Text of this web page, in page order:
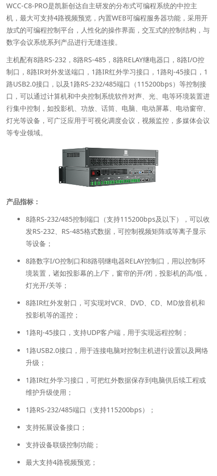
WCC-C8-PRO是凯新创达自主研发的分布式可编程系统的中控主
机，最大可支持4路视频预览，内置WEB可编程服务器功能，采用开
放式的可编程控制平台，人性化的操作界面，交互式的控制结构，与
数字会议系统系列产品进行无缝连接。
主机配有8路RS-232，8路RS-485，8路RELAY继电器口，8路I/O控
制口，8路IR对外发送端口，1路IR红外学习接口，1路RJ-45接口，1
路USB2.0接口，以及1路RS-232/485端口（115200bps）等控制接
口，可以通过计算机和中央控制系统软件对声、光、电等环境装置进
行集中控制，如投影机、功放、话筒、电脑、电动屏幕、电动窗帘、
灯光等设备，可广泛应用于可视化调度会议，视频监控，多媒体会议
等专业领域。
产品指标：
8路RS-232/485控制端口（支持115200bps及以下），可以收
发RS-232、RS-485格式数据，可控制视频矩阵或等离子显示
等设备；
8路数字I/O控制口和8路弱继电器RELAY控制口，用以控制环
境装置，诸如投影幕的上/下，窗帘的开/闭，投影机的高/低，
灯光开/关等；
8路IR红外发射口，可实现对VCR、DVD、CD、MD放音机和
投影机等的遥控；
1路RJ-45接口，支持UDP客户端，用于实现远程控制；
1路USB2.0接口，用于连接电脑对控制主机进行设置以及网络
升级；
1路IR红外学习接口，可把红外数据保存到电脑供后续工程或
维护升级使用；
1路RS-232/485端口（支持115200bps）；
支持拓展设备接口；
支持设备联级控制功能；
最大支持4路视频预览；